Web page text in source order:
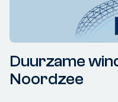
Duurzame
Noordzee